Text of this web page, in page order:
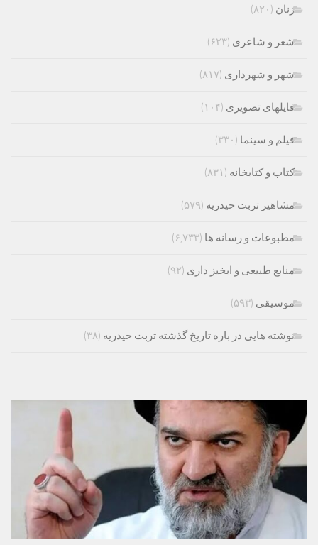
زنان (۸۲۰)
شعر و شاعری (۶۲۳)
شهر و شهرداری (۸۱۷)
فایلهای تصویری (۱۰۴)
فیلم و سینما (۳۳۰)
کتاب و کتابخانه (۸۳۱)
مشاهیر تربت حیدریه (۵۷۹)
مطبوعات و رسانه ها (۶,۷۳۳)
منابع طبیعی و ابخیز داری (۹۲)
موسیقی (۵۹۳)
نوشته هایی در باره تاریخ گذشته تربت حیدریه (۳۸)